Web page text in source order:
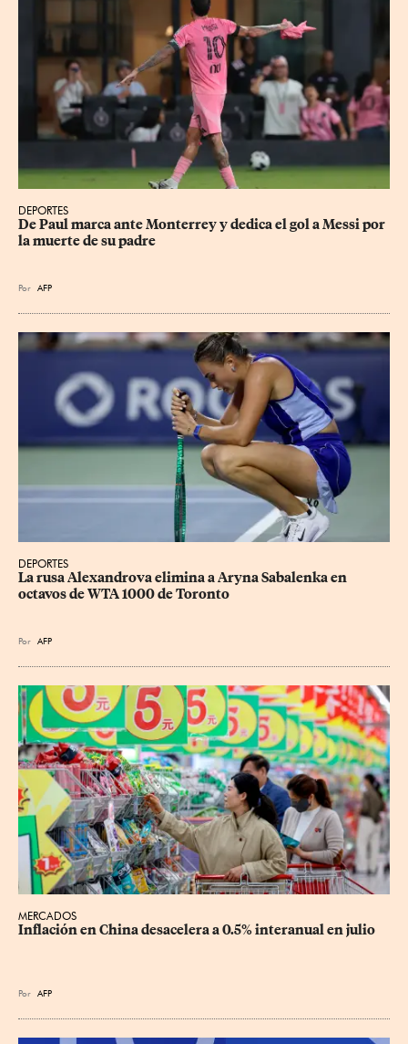
DEPORTES
De Paul marca ante Monterrey y dedica el gol a Messi por
la muerte de su padre
Por AFP
DEPORTES
La rusa Alexandrova elimina a Aryna Sabalenka en
octavos de WTA 1000 de Toronto
Por AFP
MERCADOS
Inflación en China desacelera a 0.5% interanual en julio
Por AFP